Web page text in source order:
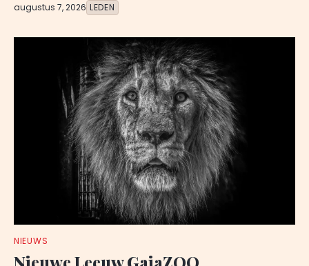
augustus 7, 2026 LEDEN
NIEUWS